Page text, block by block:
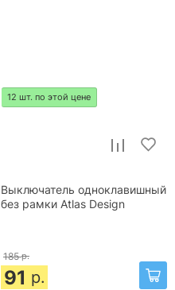
12 шт. по этой цене
Выключатель одноклавишный
без рамки Atlas Design
185 р.
91 р.